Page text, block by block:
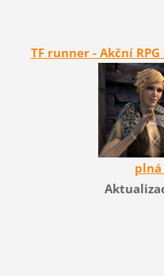
TF runner - Akční